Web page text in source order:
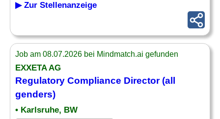
▶ Zur Stellenanzeige
Job am 08.07.2026 bei Mindmatch.ai gefunden
EXXETA AG
Regulatory Compliance Director(all
genders)
• Karlsruhe, BW